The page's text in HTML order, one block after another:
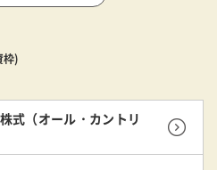
枠)
式（オール・カントリ